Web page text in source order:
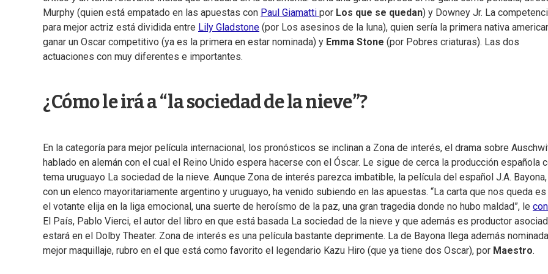
Murphy (quien está empatado en las apuestas con Paul Giamatti por Los que se quedan) y Downey Jr. La
para mejor actriz está dividida entre Lily Gladstone (por Los asesinos de la luna), quien sería la primera nativa
ganar un Oscar competitivo (ya es la primera en estar nominada) y Emma Stone (por Pobres criaturas). Las dos
actuaciones con muy diferentes e importantes.
¿Cómo le irá a “la sociedad de la nieve”?
En la categoría para mejor película internacional, los pronósticos se inclinan a Zona de interés, el drama sobre
hablado en alemán con el cual el Reino Unido espera hacerse con el Óscar. Le sigue de cerca la producción española
tema uruguayo La sociedad de la nieve. Aunque Zona de interés parezca imbatible, la película del español J.A.
con un elenco mayoritariamente argentino y uruguayo, ha venido subiendo en las apuestas. “La carta que nos queda
el votante elija en la liga emocional, una suerte de heroísmo de la paz, una gran tragedia donde no hubo maldad”, le
El País, Pablo Vierci, el autor del libro en que está basada La sociedad de la nieve y que además es productor
estará en el Dolby Theater. Zona de interés es una película bastante deprimente. La de Bayona llega además
mejor maquillaje, rubro en el que está como favorito el legendario Kazu Hiro (que ya tiene dos Oscar), por Maestro.